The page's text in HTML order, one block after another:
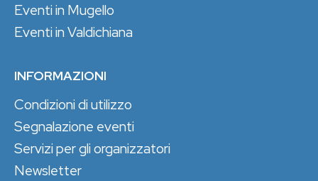
Eventi in Mugello
Eventi in Valdichiana
INFORMAZIONI
Condizioni di utilizzo
Segnalazione eventi
Servizi per gli organizzatori
Newsletter